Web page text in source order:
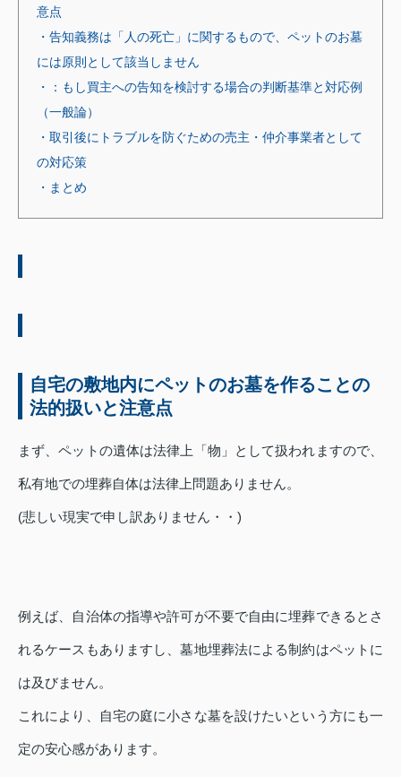
意点
・告知義務は「人の死亡」に関するもので、ペットのお墓
には原則として該当しません
・：もし買主への告知を検討する場合の判断基準と対応例
（一般論）
・取引後にトラブルを防ぐための売主・仲介事業者として
の対応策
・まとめ
自宅の敷地内にペットのお墓を作ることの
法的扱いと注意点
まず、ペットの遺体は法律上「物」として扱われますので、
私有地での埋葬自体は法律上問題ありません。
(悲しい現実で申し訳ありません・・)
例えば、自治体の指導や許可が不要で自由に埋葬できるとさ
れるケースもありますし、墓地埋葬法による制約はペットに
は及びません。
これにより、自宅の庭に小さな墓を設けたいという方にも一
定の安心感があります。